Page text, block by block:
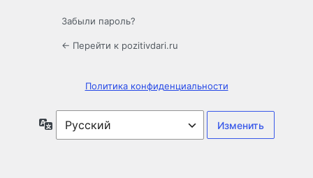
Забыли пароль?
← Перейти к pozitivdari.ru
Политика конфиденциальности
Язык